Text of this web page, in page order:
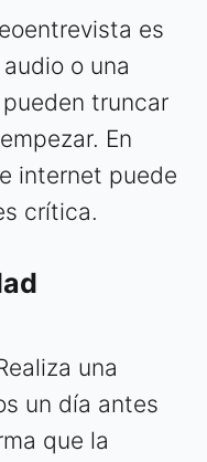
es
o una
truncar
En
internet puede
crítica.
una
un día antes
que la